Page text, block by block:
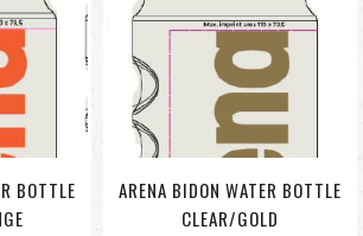
BOTTLE
ARENA BIDON WATER BOTTLE
CLEAR/GOLD